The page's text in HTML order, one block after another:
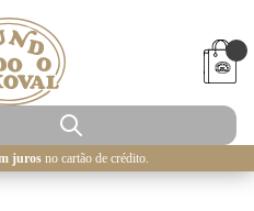
juros no cartão de crédito.